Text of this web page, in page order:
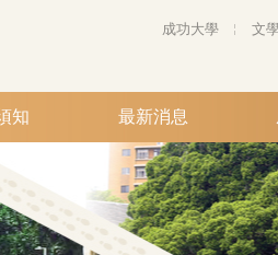
成功大學 文
知 最新消息